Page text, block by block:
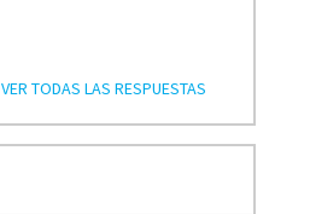
VER TODAS LAS RESPUESTAS